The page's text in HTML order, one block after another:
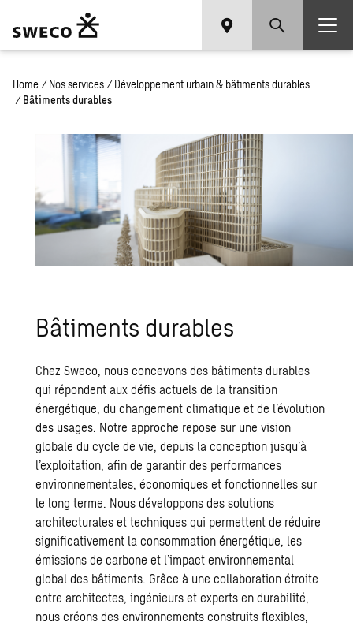
Home / Nos services / Développement urbain & bâtiments durables
/ Bâtiments durables
Bâtiments durables
Chez Sweco, nous concevons des bâtiments durables
qui répondent aux défis actuels de la transition
énergétique, du changement climatique et de l’évolution
des usages. Notre approche repose sur une vision
globale du cycle de vie, depuis la conception jusqu’à
l’exploitation, afin de garantir des performances
environnementales, économiques et fonctionnelles sur
le long terme. Nous développons des solutions
architecturales et techniques qui permettent de réduire
significativement la consommation énergétique, les
émissions de carbone et l’impact environnemental
global des bâtiments. Grâce à une collaboration étroite
entre architectes, ingénieurs et experts en durabilité,
nous créons des environnements construits flexibles,